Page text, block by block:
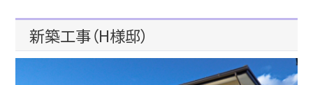
新築工事（H様邸）